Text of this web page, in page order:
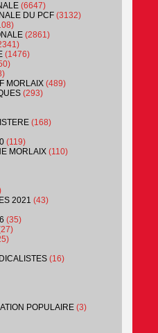
(6647)
DU PCF (3132)
(2861)
(1476)
MORLAIX (489)
(293)
(168)
(119)
MORLAIX (110)
2021 (43)
(35)
(16)
POPULAIRE (3)